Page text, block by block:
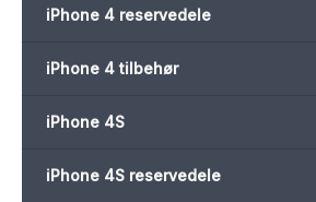
iPhone 4 reservedele
iPhone 4 tilbehør
iPhone 4S
iPhone 4S reservedele